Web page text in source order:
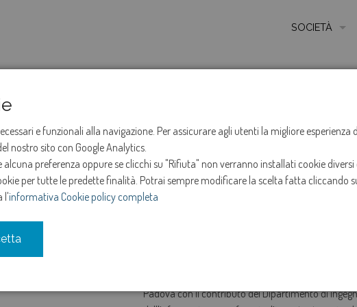
e funzionali alla navigazione. Per assicurare agli utenti la migliore
nostro sito con Google Analytics.
alcuna preferenza oppure se clicchi su "Rifiuta" non verranno installati cookie
per tutte le predette finalità. Potrai sempre modificare la scelta fatta cliccando
l'informativa Cookie policy completa
SOCIETÀ
MISSIONE
MODELLO DI
Piave Servizi
all’Università
Padova con il contributo del Dipartimento di